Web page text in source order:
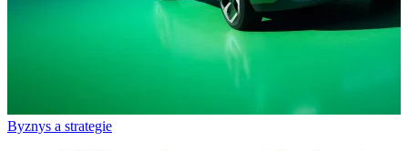
Byznys a strategie